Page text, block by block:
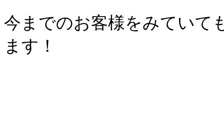
今までのお客様をみていて
ます！